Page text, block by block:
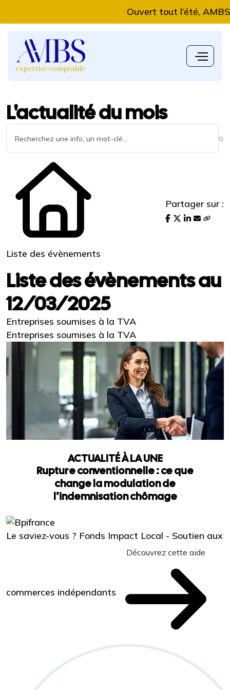
Ouvert tout l’été, AMBS
L'actualité du mois
Liste des évènements
Partager sur :
Liste des évènements au
12/03/2025
Entreprises soumises à la TVA
Entreprises soumises à la TVA
ACTUALITÉ À LA UNE
Rupture conventionnelle : ce que
change la modulation de
l’indemnisation chômage
Le saviez-vous ? Fonds Impact Local - Soutien aux
commerces indépendants
Découvrez cette aide